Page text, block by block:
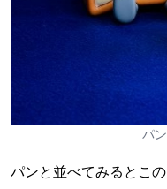
パ
パンと並べてみるとこ